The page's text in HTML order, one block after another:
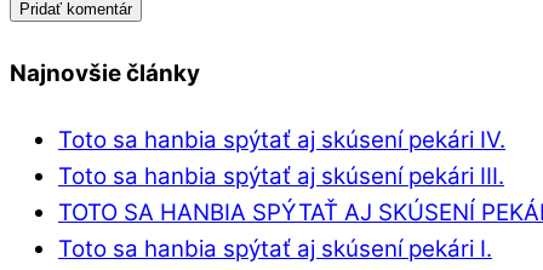
Najnovšie články
Toto sa hanbia spýtať aj skúsení pekári IV.
Toto sa hanbia spýtať aj skúsení pekári III.
TOTO SA HANBIA SPÝTAŤ AJ SKÚSENÍ
Toto sa hanbia spýtať aj skúsení pekári I.